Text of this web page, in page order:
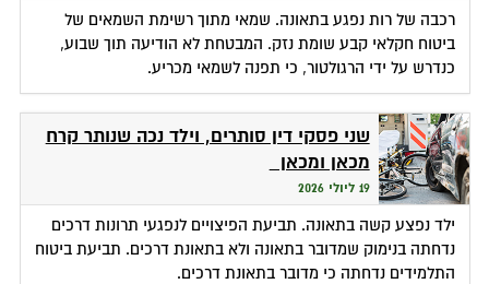
רכבה של רות נפגע בתאונה. שמאי מתוך רשימת השמאים של
ביטוח חקלאי קבע שומת נזק. המבטחת לא הודיעה תוך שבוע,
כנדרש על ידי הרגולטור, כי תפנה לשמאי מכריע.
שני פסקי דין סותרים, וילד נכה שנותר קרח
מכאן ומכאן
19 ליולי 2026
ילד נפצע קשה בתאונה. תביעת הפיצויים לנפגעי תרונות דרכים
נדחתה בנימוק שמדובר בתאונה ולא בתאונת דרכים. תביעת ביטוח
התלמידים נדחתה כי מדובר בתאונת דרכים.